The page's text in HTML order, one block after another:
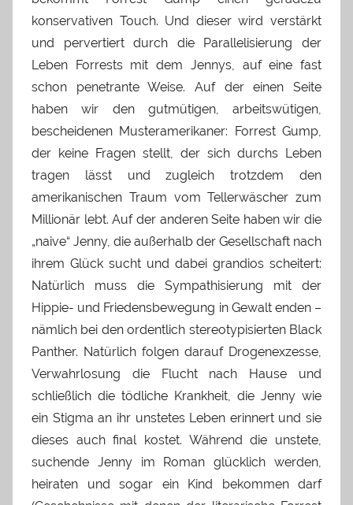
konservativen Touch. Und dieser wird verstärkt
und pervertiert durch die Parallelisierung der
Leben Forrests mit dem Jennys, auf eine fast
schon penetrante Weise. Auf der einen Seite
haben wir den gutmütigen, arbeitswütigen,
bescheidenen Musteramerikaner: Forrest Gump,
der keine Fragen stellt, der sich durchs Leben
tragen lässt und zugleich trotzdem den
amerikanischen Traum vom Tellerwäscher zum
Millionär lebt. Auf der anderen Seite haben wir die
„naive“ Jenny, die außerhalb der Gesellschaft nach
ihrem Glück sucht und dabei grandios scheitert:
Natürlich muss die Sympathisierung mit der
Hippie- und Friedensbewegung in Gewalt enden –
nämlich bei den ordentlich stereotypisierten Black
Panther. Natürlich folgen darauf Drogenexzesse,
Verwahrlosung die Flucht nach Hause und
schließlich die tödliche Krankheit, die Jenny wie
ein Stigma an ihr unstetes Leben erinnert und sie
dieses auch final kostet. Während die unstete,
suchende Jenny im Roman glücklich werden,
heiraten und sogar ein Kind bekommen darf